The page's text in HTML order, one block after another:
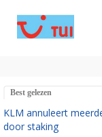
Best gelezen
KLM annuleert
door staking